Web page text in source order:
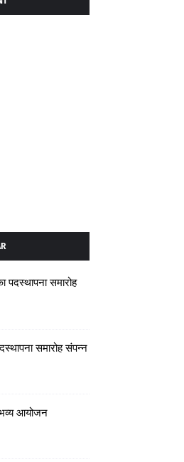
पदस्थापना समारोह
समारोह संपन्न
आयोजन